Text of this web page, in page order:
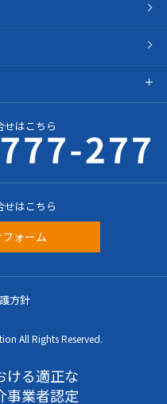
せはこちら
せはこちら
ォーム
方針
All Rights Reserved.
ける適正な
事業者認定